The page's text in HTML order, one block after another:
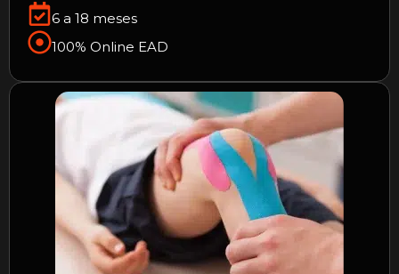
6 a 18 meses
100% Online EAD